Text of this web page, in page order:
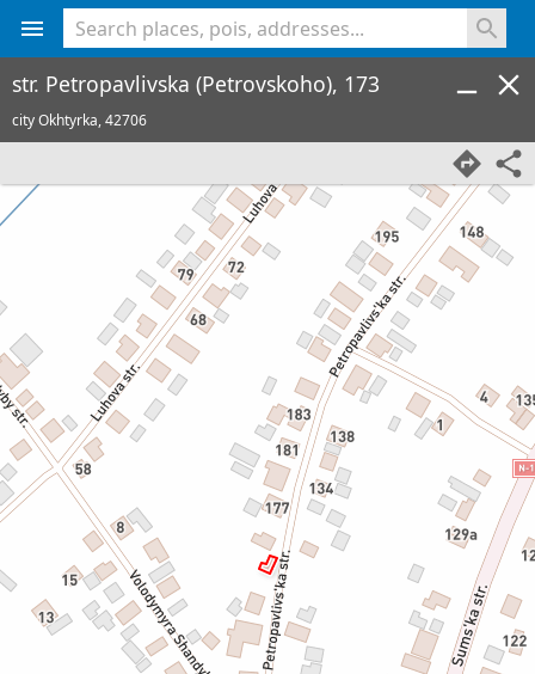
str. Petropavlivska (Petrovskoho), 173
city Okhtyrka,42706
<% console.log(hcard) %>